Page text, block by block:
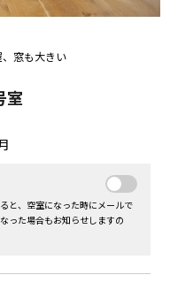
、窓も大きい
室
と、空室になった時にメールで
った場合もお知らせしますの